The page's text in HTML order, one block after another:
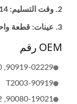
وقت التسليم: 14-30 يومًا (بناءًا على حالة المخزون) وقت شحن الطلبات العاجلة قابل للتفاوض.
عينات: قطعة
OEM رقم
90919-02229, 90919-02240, 90919-02265
90919-T2003
90080-19021, 099700-0272, 099700-0524